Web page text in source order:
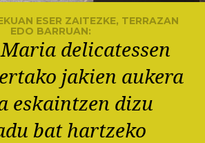
ESER ZAITEZKE, TERRAZAN
EDO BARRUAN:
delicatessen
jakien aukera
eskaintzen dizu
bat hartzeko